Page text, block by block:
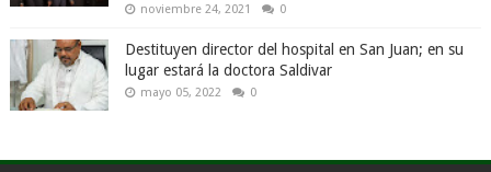
noviembre 24, 2021 0
Destituyen director del hospital en San Juan; en su
lugar estará la doctora Saldivar
mayo 05, 2022 0